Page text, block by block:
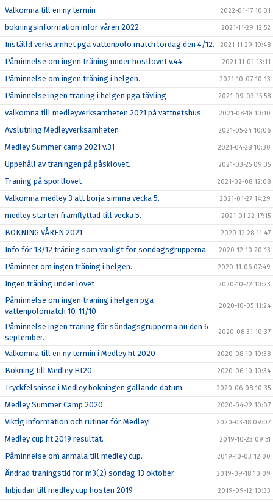
Välkomna till en ny termin 2022-01-17 10:31
bokningsinformation inför våren 2022 2021-11-29 12:52
Inställd verksamhet pga vattenpolo match lördag den 4/12. 2021-11-29 10:48
Påminnelse om ingen träning under höstlovet v.44 2021-11-01 13:11
Påminnelse om ingen träning i helgen. 2021-10-07 10:13
Påminnelse ingen träning i helgen pga tävling 2021-09-03 15:58
välkomna till medleyverksamheten 2021 på vattnetshus 2021-08-18 10:10
Avslutning Medleyverksamheten 2021-05-24 10:06
Medley Summer camp 2021 v.31 2021-04-28 10:30
Uppehåll av träningen på påsklovet. 2021-03-25 09:35
Träning på sportlovet 2021-02-08 12:08
Välkomna medley 3 att börja simma vecka 5. 2021-01-27 14:29
medley starten framflyttad till vecka 5. 2021-01-22 17:15
BOKNING VÅREN 2021 2020-12-28 11:47
Info för 13/12 träning som vanligt för söndagsgrupperna 2020-12-10 20:13
Påminner om ingen träning i helgen. 2020-11-06 07:49
Ingen träning under lovet 2020-10-22 10:23
Påminnelse om ingen träning i helgen pga
vattenpolomatch 10-11/10
2020-10-05 11:24
Påminnelse ingen träning för söndagsgrupperna nu den 6
september.
2020-08-31 10:37
Välkomna till en ny termin i Medley ht 2020 2020-08-10 10:38
Bokning till Medley Ht20 2020-06-10 10:34
Tryckfelsnisse i Medley bokningen gällande datum. 2020-06-08 10:35
Medley Summer Camp 2020. 2020-04-22 10:07
Viktig information och rutiner för Medley! 2020-03-18 09:07
Medley cup ht 2019 resultat. 2019-10-23 09:51
Påminnelse om anmäla till medley cup. 2019-10-03 12:00
Ändrad träningstid för m3(2) söndag 13 oktober 2019-09-18 10:09
Inbjudan till medley cup hösten 2019 2019-09-12 10:33